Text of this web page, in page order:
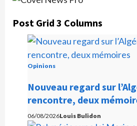
Post Grid 3 Columns
Opinions
Nouveau regard sur
rencontre, deux
06/08/2026Louis Bulidon